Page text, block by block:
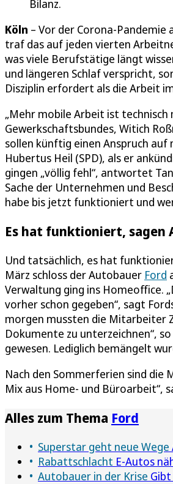
Bilanz.
Köln – Vor der Corona-
traf das auf jeden vierten
was viele Berufstätige längt
und längeren Schlaf verspricht,
Disziplin erfordert als die Arbeit
„Mehr mobile Arbeit ist
Gewerkschaftsbundes, Witich
sollen künftig einen Anspruch
Hubertus Heil (SPD), als er
gingen „völlig fehl“, antwortet
Sache der Unternehmen und
habe bis jetzt funktioniert und
Es hat funktioniert, sagen
Und tatsächlich, es hat
März schloss der Autobauer Ford
Verwaltung ging ins Homeoffice.
vorher schon gegeben“, sagt
morgen mussten die Mitarbeiter
Dokumente zu unterzeichnen“,
gewesen. Lediglich bemängelt
Nach den Sommerferien sind die
Mix aus Home- und Büroarbeit“,
Alles zum Thema Ford
Superstar geht neue Wege
Rabattschlacht E-Autos
Autobauer in der Krise